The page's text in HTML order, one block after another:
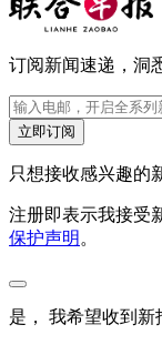
订阅新闻速递，洞
立即订阅
只想接收感兴趣的
注册即表示我接受
保护声明 。
是， 我希望收到新